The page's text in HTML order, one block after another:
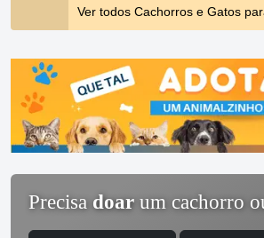
Ver todos Cachorros e Gatos
Precisa doar um cachorro